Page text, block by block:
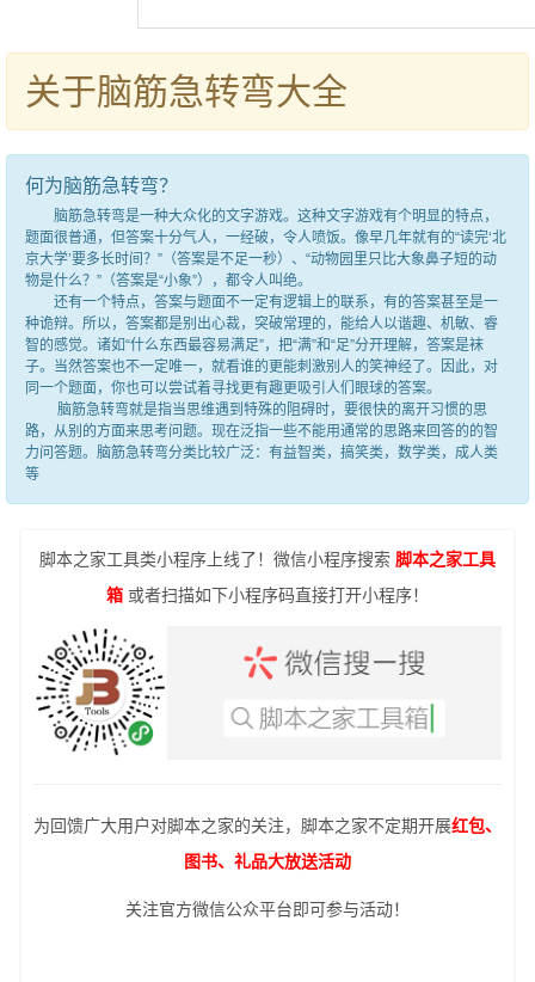
关于脑筋急转弯大全
何为脑筋急转弯？
脑筋急转弯是一种大众化的文字游戏。这种文字游戏有个明显的特点，
题面很普通，但答案十分气人，一经破，令人喷饭。像早几年就有的“读完‘北
京大学’要多长时间？”（答案是不足一秒）、“动物园里只比大象鼻子短的动
物是什么？”（答案是“小象”），都令人叫绝。
还有一个特点，答案与题面不一定有逻辑上的联系，有的答案甚至是一
种诡辩。所以，答案都是别出心裁，突破常理的，能给人以谐趣、机敏、睿
智的感觉。诸如“什么东西最容易满足”，把“满”和“足”分开理解，答案是袜
子。当然答案也不一定唯一，就看谁的更能刺激别人的笑神经了。因此，对
同一个题面，你也可以尝试着寻找更有趣更吸引人们眼球的答案。
脑筋急转弯就是指当思维遇到特殊的阻碍时，要很快的离开习惯的思
路，从别的方面来思考问题。现在泛指一些不能用通常的思路来回答的的智
力问答题。脑筋急转弯分类比较广泛：有益智类，搞笑类，数学类，成人类
等
脚本之家工具类小程序上线了！微信小程序搜索 脚本之家工具
箱 或者扫描如下小程序码直接打开小程序！
为回馈广大用户对脚本之家的关注，脚本之家不定期开展红包、
图书、礼品大放送活动
关注官方微信公众平台即可参与活动！